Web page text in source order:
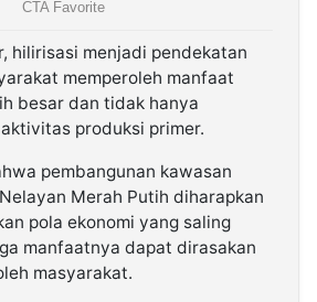
hilirisasi menjadi pendekatan
memperoleh manfaat
besar dan tidak hanya
produksi primer.
pembangunan kawasan
Merah Putih diharapkan
pola ekonomi yang saling
manfaatnya dapat dirasakan
masyarakat.